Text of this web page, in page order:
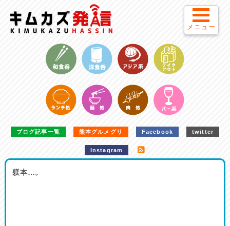
ブログ記事一覧 熊本グルメグリ Facebook twitter
Instagram
躾本…。
メニュー